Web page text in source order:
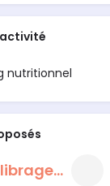
nutritionnel
Rééquilibrage alimentaire